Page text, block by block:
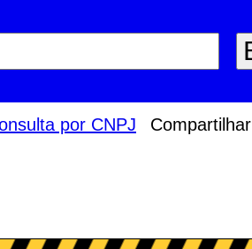
por CNPJ Compartilhar